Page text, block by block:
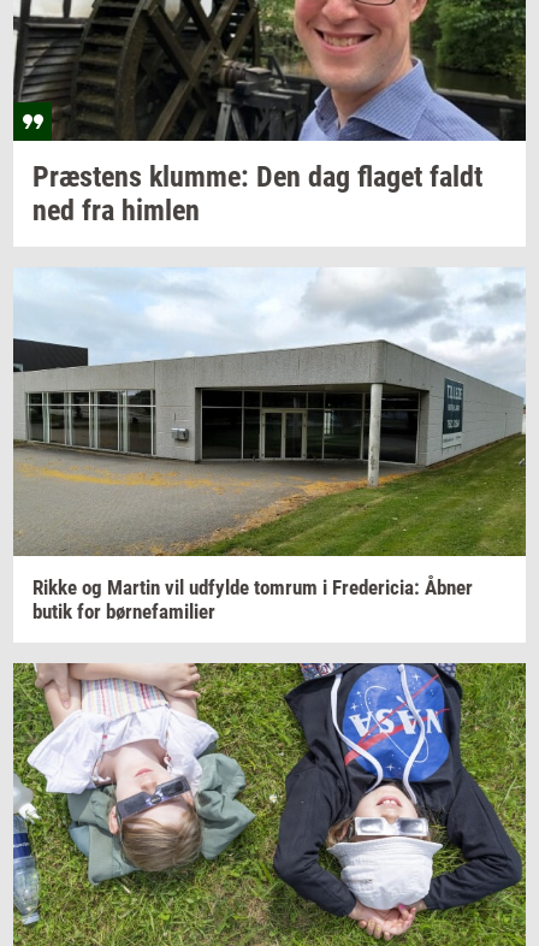
Præ­stens klum­me: Den dag fla­get faldt
ned fra him­len
Rikke og Mar­tin vil ud­fyl­de tom­rum i Fre­de­ri­cia: Åbner
butik for bør­ne­fa­mi­li­er